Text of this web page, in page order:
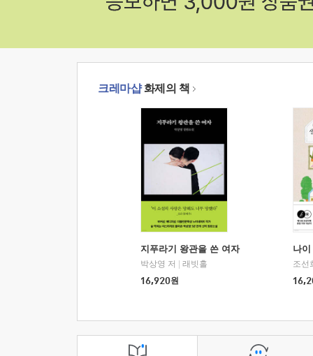
크레마샵화제의 책
지푸라기 왕관을 쓴 여자
박상영 저
래빗홀
16,920원
나
조선